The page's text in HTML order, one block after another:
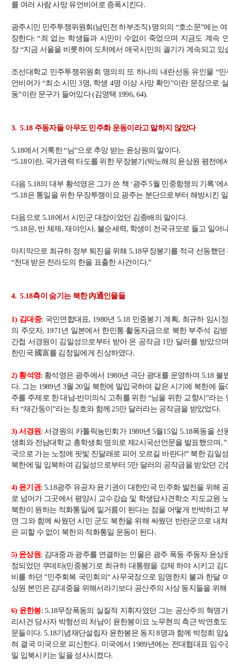
를 여러 사람 사망 유언비어로 증폭시킨다.
광주시민 민주투쟁위원회 (남민전 하부조직)명의의 “호소문”에는
장한다: “죄 없는 학생들과 시민이 수없이 죽었으며 지금도 계속
장“지금 서울을 비롯하여 도처에서 애국시민의 궐기가 계속되고 있
조선대학교 민주투쟁위원회 명의의 또 하나의 내란선동 유인물 “민
언비어가“최소 시민 3명, 학생 4명 이상 사망 확인 ”이란 문장으로
동”이란 문구가 들어있다(김영택 1996, 64).
3. 5.18 주동자들 아무도 민주화 운동이라고 말하지 않았다
5.18에서 거룩한“님”으로 추앙 받는 윤상원의 말이다.
“5.18이란, 국가권력 타도를 위한 무장봉기 (박노해의 윤상원 평전에
다음 5.18의 대부 황석영은 그가 쓴 책 ‘광주5월 민중항쟁의 기록’에
“5.18은 통일을 위한 무장투쟁이요 광주는 분단으로부터 해방시킨
다음으로 5.18에서 시민군 대장이었던 김종배의 말이다.
“5.18은, 반 체제 ,재야인사, 불순세력, 학생이 전국규모로 들고 일어
마지막으로 최규하 정부 퇴진을 위해 5.18무장봉기를 적극 선동했
“천대 받은 전라도의 한을 표출한 사건이다.”
4. 5.18측이 숨기는 북한 內通인물들
1) 김대중: 국민연합대표, 1980년 5.18 민중봉기 계획, 최규하 임시
의 주모자, 1971년 일본에서 한민통 활동자금으로 북한 부주석 김
간첩 서경원이 김일성으로부터 받아 온 공작금1만 달러를 받았으
한민국 國富를 김정일에게 진상하였다.
2) 황석영: 황석영은 광주에서 1980년 극단 광대를 운영하며 5.18 불
다. 그는1989년 3월 20일 북한에 밀입국하여 같은 시기에 북한에
주를 주제로 한 대남-반미의식 고취를 위한“님을 위한 교향시”라는
터 “재간둥이”라는 칭호와 함께 25만 달러라는 공작금을 받았었다.
3)서경원:서경원의 카톨릭농민회가1980년 5월15일 5.18폭동을 선
생회와 전남대학교 총학생회 명의로 제 2시국선언문을 발표했으며 , "
국으로 가는 노정에 핏빛 진달래로 피어 오르길 바란다!" 북한 김일
북한에 밀 입북하여 김일성으로부터 5만 달러의 공작금을 받았던 간
4) 윤기권: 5.18광주 유공자 윤기권이 대한민국 민주화 발전을 위해
로 넘어가 그곳에서 평양시 교수강습 및 학생답사견학소 지도교원
북한이 원하는 적화통일에 밑거름이 된다는 점을 어떻게 반박하고
면 그와 함께 싸웠던 시민 군도 북한을 위해 싸웠던 반란군으로 내
은 피할 수 없이 북한의 적화통일 운동이 된다.
5) 윤상원: 김대중과 광주를 연결하는 인물은 광주 폭동 주동자 윤상
정되었던 쿠데타(민중봉기로 최규하 대통령을 강제 하야 시키고 김
비를 하던 "민주회복 국민회의 "사무국장으로 임명한지 불과 한달
상원 본인은 김대중을 위해서라기보다 공산주의 사상 동지들을 위
6) 윤한봉: 5.18무장폭동의 실질적 지휘자였던 그는 공산주의 혁명
리사건 당사자 박형선의 처남이 윤한봉이요 노무현의 측근 박연호
문들이다. 5.18기념재단설립자 윤한봉은 동지 8명과 함께 박정희 암
혀 결국 미국으로 피신한다. 미국에서 1989년에는 전대협대표 임수
밀 입북시키는 일을 성사시켰다.